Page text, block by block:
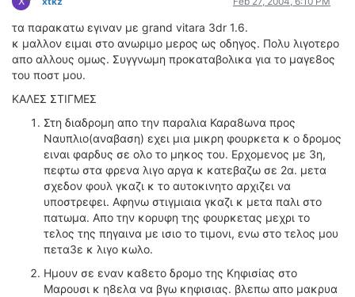
τα παρακατω εγιναν με grand vitara 3dr 1.6.
κ μαλλον ειμαι στο ανωριμο μερος ως οδηγος. Πολυ λιγοτερο
απο αλλους ομως. Συγγνωμη προκαταβολικα για το μαγε8ος
του ποστ μου.
ΚΑΛΕΣ ΣΤΙΓΜΕΣ
Στη διαδρομη απο την παραλια Καρα8ωνα προς
Ναυπλιο(αναβαση) εχει μια μικρη φουρκετα κ ο δρομος
ειναι φαρδυς σε ολο το μηκος του. Ερχομενος με 3η,
πεφτω στα φρενα λιγο αργα κ κατεβαζω σε 2α. μετα
σχεδον φουλ γκαζι κ το αυτοκινητο αρχιζει να
υποστρεφει. Αφηνω στιγμιαια γκαζι κ μετα παλι στο
πατωμα. Απο την κορυφη της φουρκετας μεχρι το
τελος της πηγαινα με ισιο το τιμονι, ενω στο τελος μου
πετα3ε κ λιγο κωλο.
Ημουν σε εναν κα8ετο δρομο της Κηφισίας στο
Μαρουσι κ η8ελα να βγω κηφισιας. βλεπω απο μακρυα